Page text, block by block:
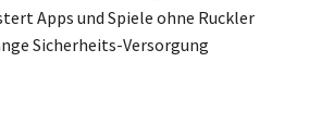
Apps und Spiele ohne Ruckler
Sicherheits-Versorgung